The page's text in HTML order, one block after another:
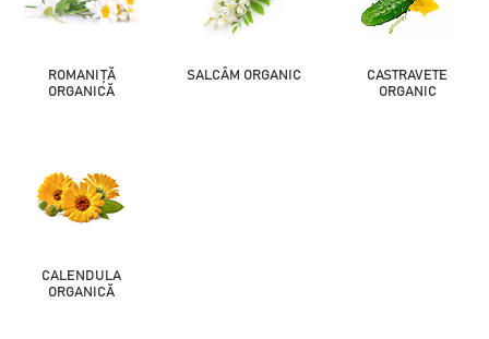
ROMANIȚĂ
ORGANICĂ
SALCÂM ORGANIC
CASTRAVETE
ORGANIC
CALENDULA
ORGANICĂ